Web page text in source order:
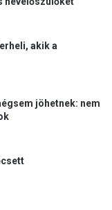
akik a
jöhetnek: nem